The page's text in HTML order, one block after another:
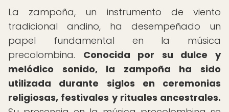
La zampoña, un instrumento de viento
tradicional andino, ha desempeñado un
papel fundamental en la música
precolombina. Conocida por su dulce y
melódico sonido, la zampoña ha sido
utilizada durante siglos en ceremonias
religiosas, festivales y rituales ancestrales.